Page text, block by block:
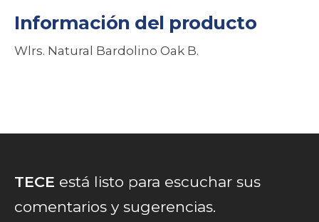
Información del producto
Wlrs. Natural Bardolino Oak B.
TECE está listo para escuchar sus
comentarios y sugerencias.